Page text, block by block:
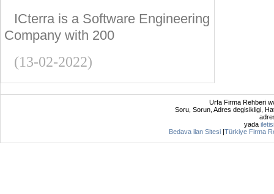
ICterra is a Software Engineering
Company with 200
(13-02-2022)
Urfa Firma Rehberi
Soru, Sorun, Adres degisikligi,
yada
Bedava ilan Sitesi |Türkiye Firma